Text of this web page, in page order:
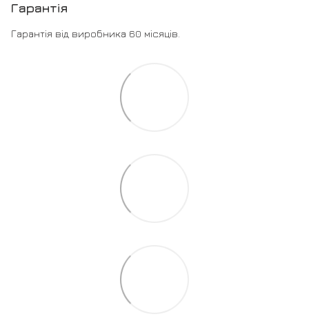
Гарантія
Гарантія від виробника 60 місяців.